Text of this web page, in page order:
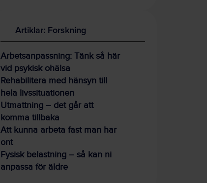
Artiklar: Forskning
Arbetsanpassning: Tänk så här
vid psykisk ohälsa
Rehabilitera med hänsyn till
hela livssituationen
Utmattning – det går att
komma tillbaka
Att kunna arbeta fast man har
ont
Fysisk belastning – så kan ni
anpassa för äldre